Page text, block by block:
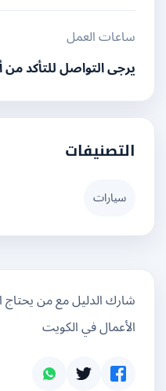
ساعات العمل
يرجى التواصل للتأكد من
التصنيفات
سيارات
شارك الدليل مع من يحتاج
الأعمال في الكويت